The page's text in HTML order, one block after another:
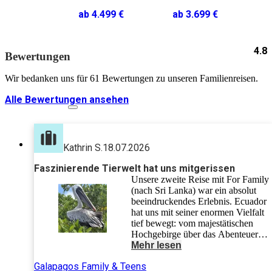
ab 4.499 € ab 3.699 €
Bewertungen 4.8
Wir bedanken uns für 61 Bewertungen zu unseren Familienreisen.
Alle Bewertungen ansehen
Kathrin S.18.07.2026
Faszinierende Tierwelt hat uns mitgerissen
Unsere zweite Reise mit For Family
(nach Sri Lanka) war ein absolut
beeindruckendes Erlebnis. Ecuador
hat uns mit seiner enormen Vielfalt
tief bewegt: vom majestätischen
Hochgebirge über das Abenteuer
Amazonas und urbanes
exotischen Galapagos-Inseln. Die
Mehr lesen
Galapagos Family & Teens